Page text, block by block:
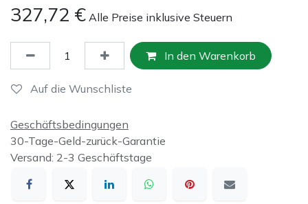
327,72 € Alle Preise inklusive Steuern
In den Warenkorb
Auf die Wunschliste
Geschäftsbedingungen
30-Tage-Geld-zurück-Garantie
Versand: 2-3 Geschäftstage